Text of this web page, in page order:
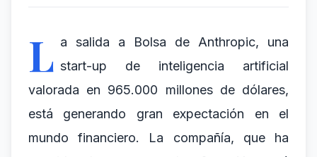
L a salida a Bolsa de Anthropic, una
start-up de inteligencia artificial
valorada en 965.000 millones de dólares,
está generando gran expectación en el
mundo financiero. La compañía, que ha